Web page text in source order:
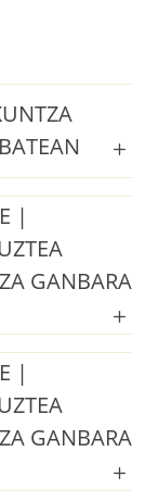
|
GANBARA
|
GANBARA